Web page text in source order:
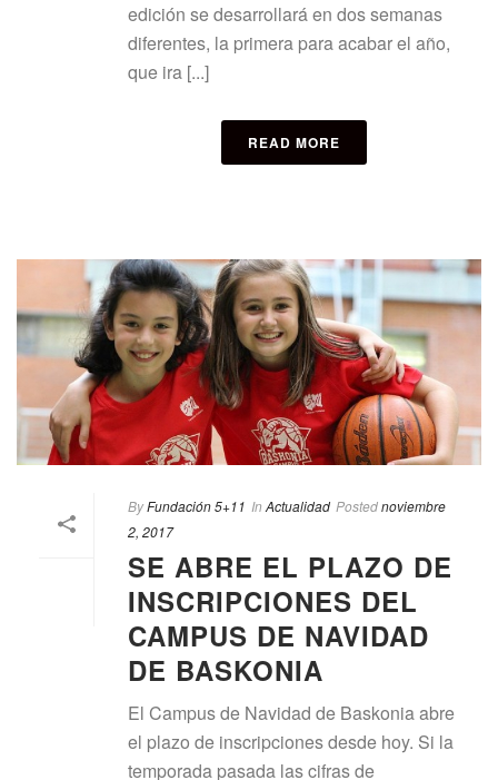
edición se desarrollará en dos semanas
diferentes, la primera para acabar el año,
que ira [...]
READ MORE
ByFundación 5+11 In Actualidad Postednoviembre
2, 2017
SE ABRE EL PLAZO DE
INSCRIPCIONES DEL
CAMPUS DE NAVIDAD
DE BASKONIA
El Campus de Navidad de Baskonia abre
el plazo de inscripciones desde hoy. Si la
temporada pasada las cifras de